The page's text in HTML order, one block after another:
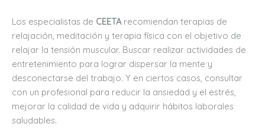
Los especialistas de CEETArecomiendan terapias de
relajación, meditación y terapia física con el objetivo de
relajar la tensión muscular. Buscar realizar actividades de
entretenimiento para lograr dispersar la mente y
desconectarse del trabajo. Y en ciertos casos, consultar
con un profesional para reducir la ansiedad y el estrés,
mejorar la calidad de vida y adquirir hábitos laborales
saludables.